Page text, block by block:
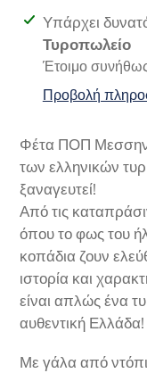
Προσθήκη
προϊόντος
καλάθι
Υπάρχει
Τυροπωλείο
Έτοιμο
Προβολή
Φέτα ΠΟΠ
των ελληνικών
ξαναγευτεί!
Από τις
όπου το φως του
κοπάδια ζουν
ιστορία και
είναι απλώς ένα
αυθεντική Ελλάδα!
Με γάλα από